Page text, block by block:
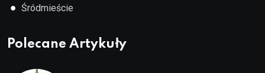
● Śródmieście
Polecane Artykuły